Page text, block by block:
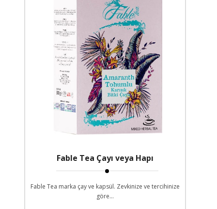
Fable Tea Çayı veya Hapı
Fable Tea marka çay ve kapsül. Zevkinize ve tercihinize
göre...